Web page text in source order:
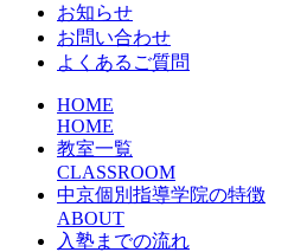
お知らせ
お問い合わせ
よくあるご質問
HOME
HOME
教室一覧
CLASSROOM
中京個別指導学院の特徴
ABOUT
入塾までの流れ